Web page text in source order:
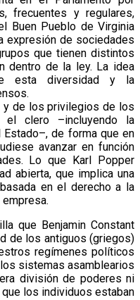
frecuentes y regulares,
Buen Pueblo de Virginia
expresión de sociedades
que tienen distintos
dentro de la ley. La idea
esta diversidad y la
y de los privilegios de los
clero –incluyendo la
de forma que en
avanzar en función
Lo que Karl Popper
abierta, que implica una
en el derecho a la
que Benjamin Constant
de los antiguos (griegos)
regímenes políticos
sistemas asamblearios
división de poderes ni
los individuos estaban